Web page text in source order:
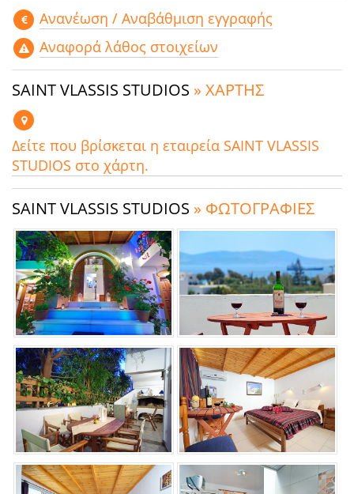
Aνανέωση / Αναβάθμιση εγγραφής
Αναφορά λάθος στοιχείων
SAINT VLASSIS STUDIOS » ΧΑΡΤΗΣ
Δείτε που βρίσκεται η εταιρεία SAINT VLASSIS
STUDIOS στο χάρτη.
SAINT VLASSIS STUDIOS » ΦΩΤΟΓΡΑΦΙΕΣ